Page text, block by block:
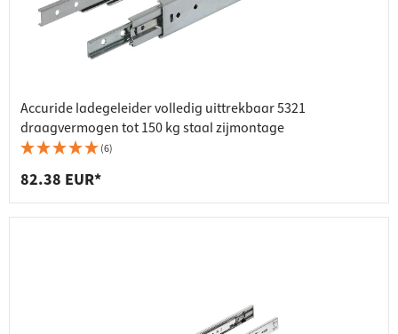
Accuride ladegeleider volledig uittrekbaar 5321
draagvermogen tot 150 kg staal zijmontage
(6)
82.38 EUR*